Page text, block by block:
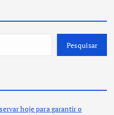
Pesquisar
hoje para garantir o